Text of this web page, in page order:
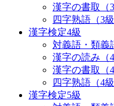
漢字の書取（3
四字熟語（3級
漢字検定4級
対義語・類義
漢字の読み（4
漢字の書取（4
四字熟語（4級
漢字検定5級